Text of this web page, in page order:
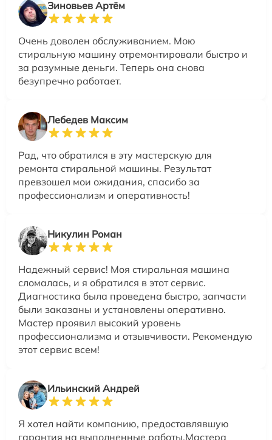
Зиновьев Артём
Очень доволен обслуживанием. Мою
стиральную машину отремонтировали быстро и
за разумные деньги. Теперь она снова
безупречно работает.
Лебедев Максим
Рад, что обратился в эту мастерскую для
ремонта стиральной машины. Результат
превзошел мои ожидания, спасибо за
профессионализм и оперативность!
Никулин Роман
Надежный сервис! Моя стиральная машина
сломалась, и я обратился в этот сервис.
Диагностика была проведена быстро, запчасти
были заказаны и установлены оперативно.
Мастер проявил высокий уровень
профессионализма и отзывчивости. Рекомендую
этот сервис всем!
Ильинский Андрей
Я хотел найти компанию, предоставлявшую
гарантия на выполненные работы.Мастера